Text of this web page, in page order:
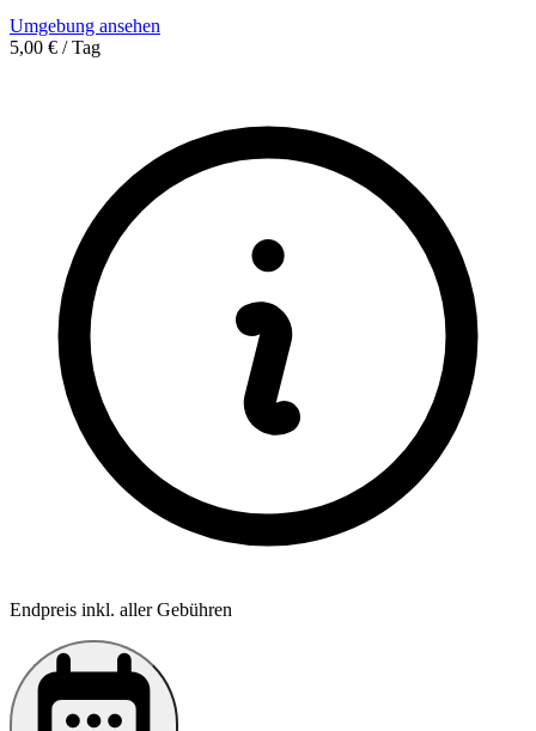
Umgebung ansehen
5,00 € / Tag
Endpreis inkl. aller Gebühren